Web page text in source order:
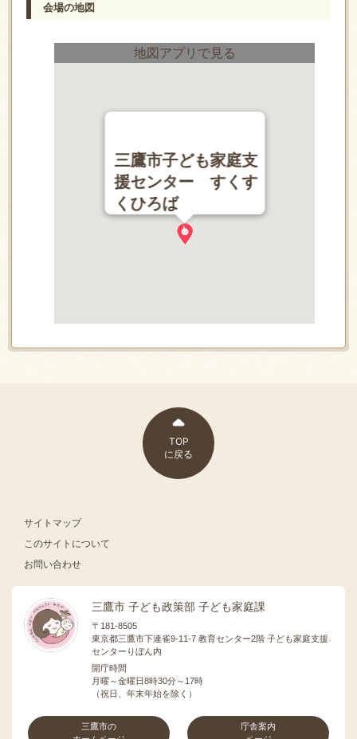
会場の地図
地図アプリで見る
三鷹市子ども家庭支
援センター すくす
くひろば
TOP
に戻る
サイトマップ
このサイトについて
お問い合わせ
三鷹市 子ども政策部 子ども家庭課
〒181-8505
東京都三鷹市下連雀9-11-7 教育センター2階 子ども家庭支援
センターりぼん内
開庁時間
月曜～金曜日8時30分～17時
（祝日、年末年始を除く）
三鷹市の
庁舎案内